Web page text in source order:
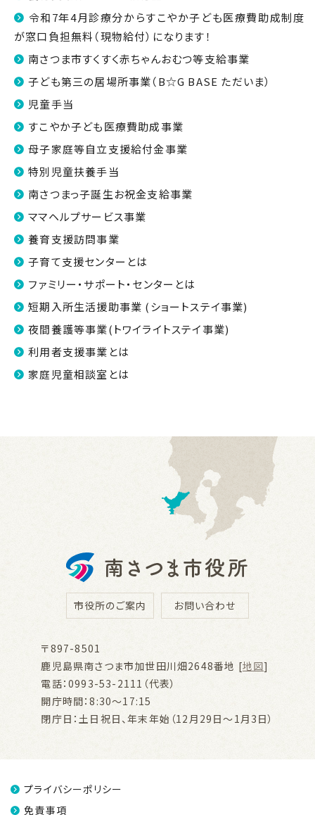
令和7年4月診療分からすこやか子ども医療費助成制度
が窓口負担無料（現物給付）になります！
南さつま市すくすく赤ちゃんおむつ等支給事業
子ども第三の居場所事業（B☆G BASE ただいま）
児童手当
すこやか子ども医療費助成事業
母子家庭等自立支援給付金事業
特別児童扶養手当
南さつまっ子誕生お祝金支給事業
ママヘルプサービス事業
養育支援訪問事業
子育て支援センターとは
ファミリー・サポート・センターとは
短期入所生活援助事業 (ショートステイ事業)
夜間養護等事業(トワイライトステイ事業)
利用者支援事業とは
家庭児童相談室とは
市役所のご案内 お問い合わせ
〒897-8501
鹿児島県南さつま市加世田川畑2648番地 [地図]
電話：0993-53-2111（代表）
開庁時間：8:30～17:15
閉庁日：土日祝日、年末年始（12月29日～1月3日）
プライバシーポリシー
免責事項